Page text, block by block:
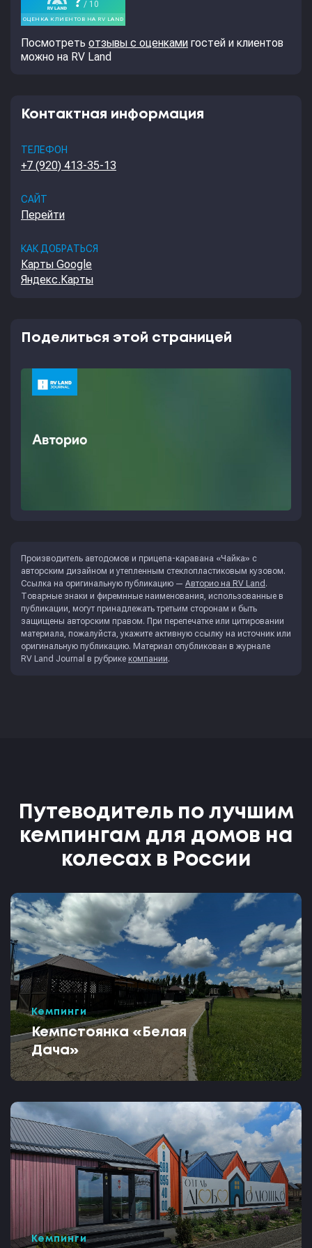
Посмотреть отзывы с оценками гостей и клиентов
можно на RV Land
Контактная информация
ТЕЛЕФОН
+7 (920) 413-35-13
САЙТ
Перейти
КАК ДОБРАТЬСЯ
Карты Google
Яндекс.Карты
Поделиться этой страницей
Производитель автодомов и прицепа-каравана «Чайка» с
авторским дизайном и утепленным стеклопластиковым кузовом.
Ссылка на оригинальную публикацию — Авторио на RV Land .
Товарные знаки и фиремнные наименования, использованные в
публикации, могут принадлежать третьим сторонам и быть
защищены авторским правом. При перепечатке или цитировании
материала, пожалуйста, укажите активную ссылку на источник или
оригинальную публикацию. Материал опубликован в журнале
RV Land Journal в рубрике компании.
Путеводитель по лучшим
кемпингам для домов на
колесах в России
Кемпинги
Кемпстоянка «Белая
Дача»
Кемпинги